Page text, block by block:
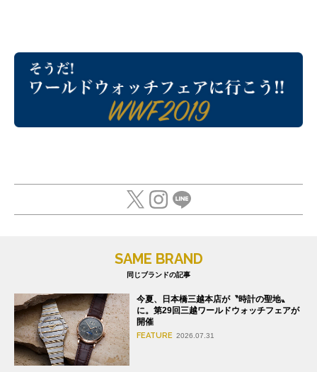
SAME BRAND
同じブランドの記事
今夏、日本橋三越本店が〝時計の聖地〟
に。第29回三越ワールドウォッチフェアが
開催
FEATURE 2026.07.31